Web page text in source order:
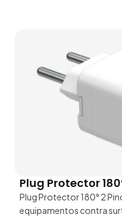
Plug Protector
Plug Protector 180° 2
equipamentos contra